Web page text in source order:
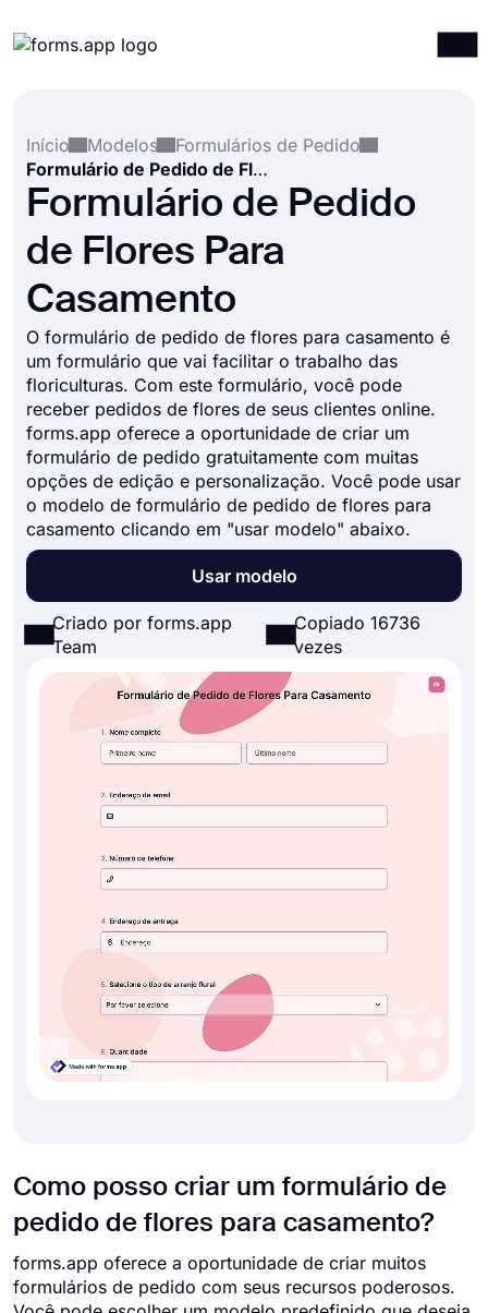
Integrações
Modelos
Recursos
Início
Modelos
Formulários de Pedido
Formulário de Pedido de Flores Para Casamento
Formulário de Pedido
de Flores Para
Casamento
O formulário de pedido de flores para casamento é
um formulário que vai facilitar o trabalho das
floriculturas. Com este formulário, você pode
receber pedidos de flores de seus clientes online.
forms.app oferece a oportunidade de criar um
formulário de pedido gratuitamente com muitas
opções de edição e personalização. Você pode usar
o modelo de formulário de pedido de flores para
casamento clicando em "usar modelo" abaixo.
Usar modelo
Criado por forms.app
Team
Copiado 16736
vezes
Como posso criar um formulário de
pedido de flores para casamento?
forms.app oferece a oportunidade de criar muitos
formulários de pedido com seus recursos poderosos.